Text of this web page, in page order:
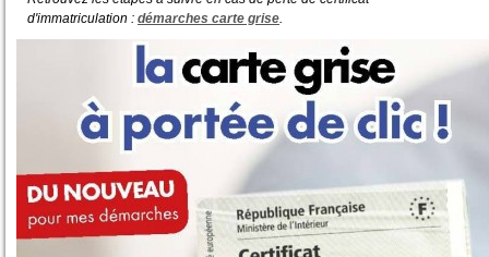
d'immatriculation : démarches carte grise.